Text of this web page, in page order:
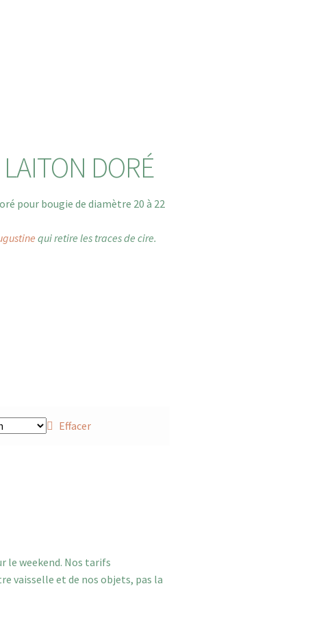
DORÉ
pour bougie de diamètre 20 à 22
qui retire les traces de cire.
Effacer
le weekend. Nos tarifs
vaisselle et de nos objets, pas la